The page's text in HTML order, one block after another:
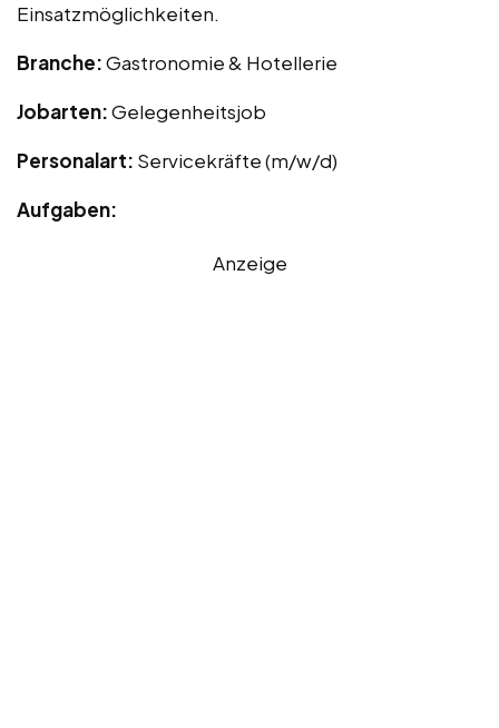
Einsatzmöglichkeiten.
Branche:Gastronomie & Hotellerie
Jobarten:Gelegenheitsjob
Personalart: Servicekräfte (m/w/d)
Aufgaben:
Anzeige